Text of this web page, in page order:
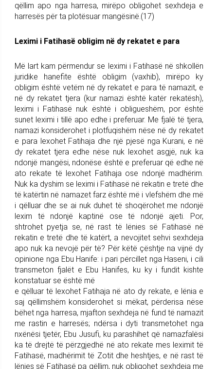
qëllim apo nga harresa, mirëpo obligohet sexhdeja e
harresës për ta plotësuar mangësinë.(17)
Leximi i Fatihasë obligim në dy rekatet e para
Më lart kam përmendur se leximi i Fatihasë në shkollën
juridike hanefite është obligim (vaxhib), mirëpo ky
obligim është vetëm në dy rekatet e para të namazit, e
në dy rekatet tjera (kur namazi është katër rekatësh),
leximi i Fatihasë nuk është i obligueshëm, por është
sunet leximi i tillë apo edhe i preferuar. Me fjalë të tjera,
namazi konsiderohet i plotfuqishëm nëse në dy rekatet
e para lexohet Fatihaja dhe një pjesë nga Kurani, e në
dy rekatet tjera edhe nëse nuk lexohet asgjë, nuk ka
ndonjë mangësi, ndonëse është e preferuar që edhe në
ato rekate të lexohet Fatihaja ose ndonjë madhërim.
Nuk ka dyshim se leximi i Fatihasë në rekatin e tretë dhe
të katërtin në namazet farz është më i vlefshëm dhe më
i qëlluar dhe se ai nuk duhet të shoqërohet me ndonjë
lexim të ndonjë kaptinë ose të ndonjë ajeti. Por,
shtrohet pyetja se, në rast të lënies së Fatihasë në
rekatin e tretë dhe të katërt, a nevojitet sehvi sexhdeja
apo nuk ka nevojë për të? Për këtë çështje na vijnë dy
opinione nga Ebu Hanife: i pari përcillet nga Haseni, i cili
transmeton fjalët e Ebu Hanifes, ku ky i fundit kishte
konstatuar se është më
e qëlluar të lexohet Fatihaja në ato dy rekate, e lënia e
saj qëllimshëm konsiderohet si mëkat, përderisa nëse
bëhet nga harresa, mjafton sexhdeja në fund të namazit
me rastin e harresës; ndërsa i dyti transmetohet nga
nxënësi tjetër, Ebu Jusufi, ku parashihet që namazfalësi
ka të drejtë të përzgjedhë në ato rekate mes leximit të
Fatihasë, madhërimit të Zotit dhe heshtjes, e në rast të
lënies së Fatihasë pa qëllim, nuk obligohet sexhdeja me